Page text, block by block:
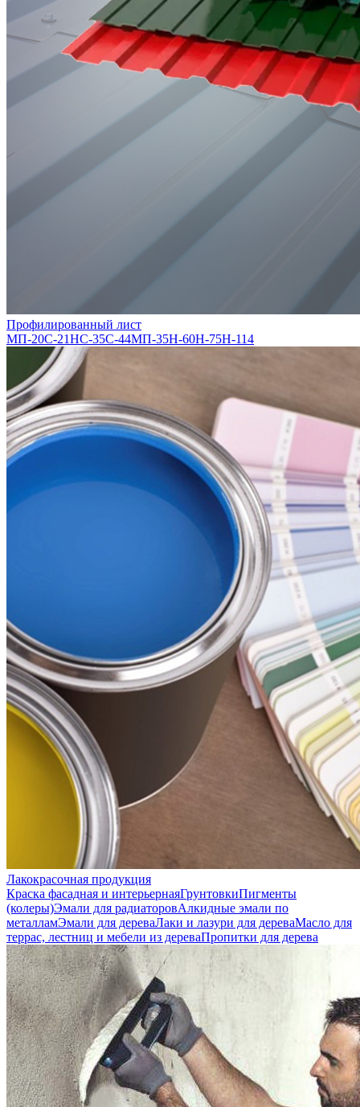
Профилированный лист
МП-20С-21НС-35С-44МП-35Н-60Н-75Н-114
Лакокрасочная продукция
Краска фасадная и интерьернаяГрунтовкиПигменты
(колеры)Эмали для радиаторовАлкидные эмали по
металламЭмали для дереваЛаки и лазури для дереваМасло для
террас, лестниц и мебели из дереваПропитки для дерева